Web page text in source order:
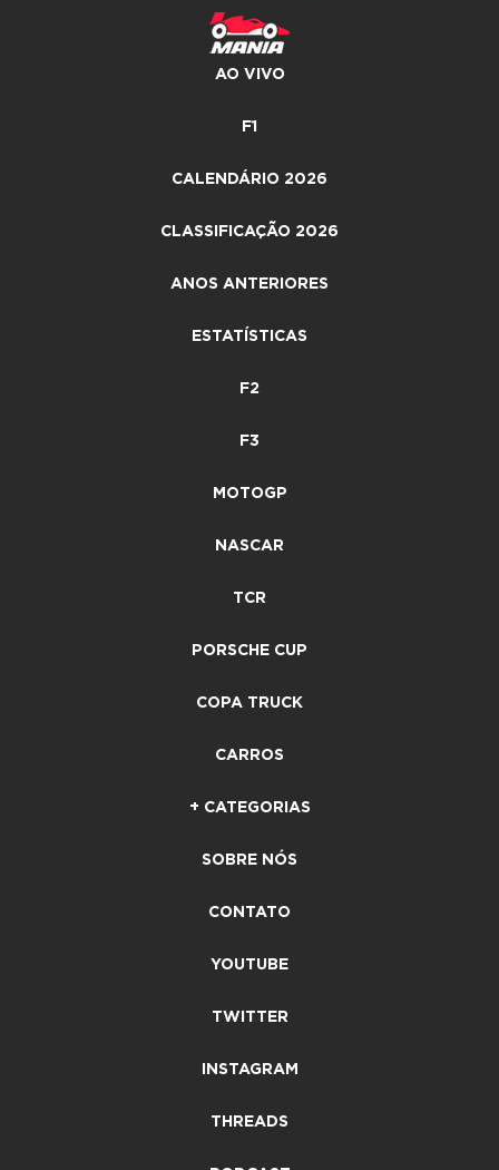
AO VIVO
F1
CALENDÁRIO 2026
CLASSIFICAÇÃO 2026
ANOS ANTERIORES
ESTATÍSTICAS
F2
F3
MOTOGP
NASCAR
TCR
PORSCHE CUP
COPA TRUCK
CARROS
+ CATEGORIAS
SOBRE NÓS
CONTATO
YOUTUBE
TWITTER
INSTAGRAM
THREADS